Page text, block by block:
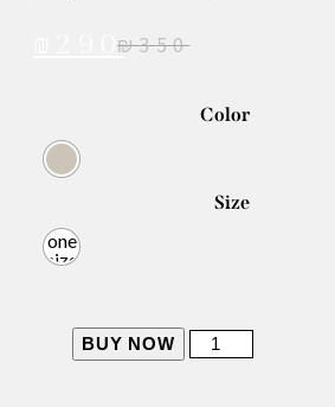
₪350
290
Color
Size
one
size
BUY NOW